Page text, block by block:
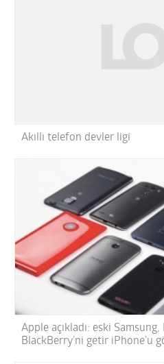
Akıllı telefon devler ligi
Apple açıkladı: eski
BlackBerry’ni getir iPhone’u